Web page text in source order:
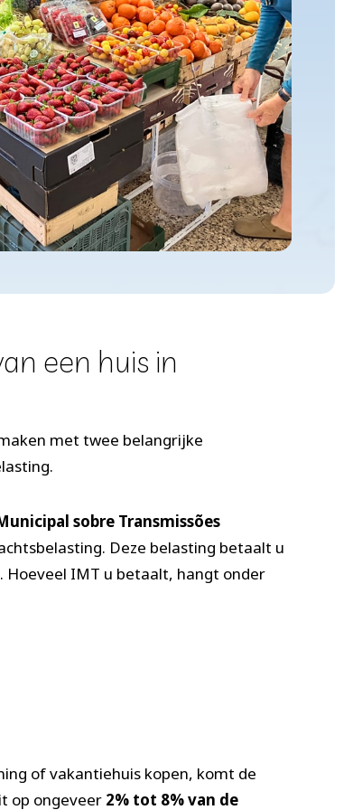
een huis in
met twee belangrijke
sobre Transmissões
Deze belasting betaalt u
Hoeveel IMT u betaalt, hangt onder
of vakantiehuis kopen, komt de
op ongeveer 2% tot 8% van de